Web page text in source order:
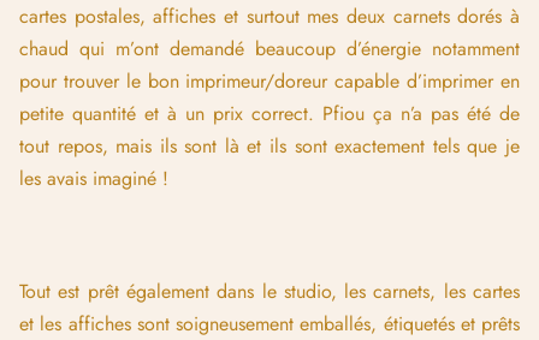
cartes postales, affiches et surtout mes deux carnets dorés à
chaud qui m’ont demandé beaucoup d’énergie notamment
pour trouver le bon imprimeur/doreur capable d’imprimer en
petite quantité et à un prix correct. Pfiou ça n’a pas été de
tout repos, mais ils sont là et ils sont exactement tels que je
les avais imaginé !
Tout est prêt également dans le studio, les carnets, les cartes
et les affiches sont soigneusement emballés, étiquetés et prêts